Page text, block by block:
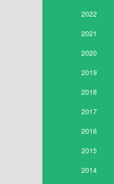
2022
2021
2020
2019
2018
2017
2016
2015
2014